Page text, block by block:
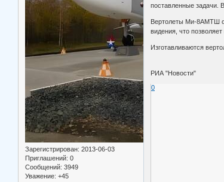
Зарегистрирован: 2013-06-03
Приглашений: 0
Сообщений: 3949
Уважение: +45
поставленные задачи.
Вертолеты Ми-8АМТШ
видения, что
Изготавливаются
РИА "Новости"
0